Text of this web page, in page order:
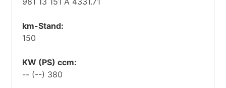
km-Stand:
150
KW (PS) ccm:
-- (--) 380